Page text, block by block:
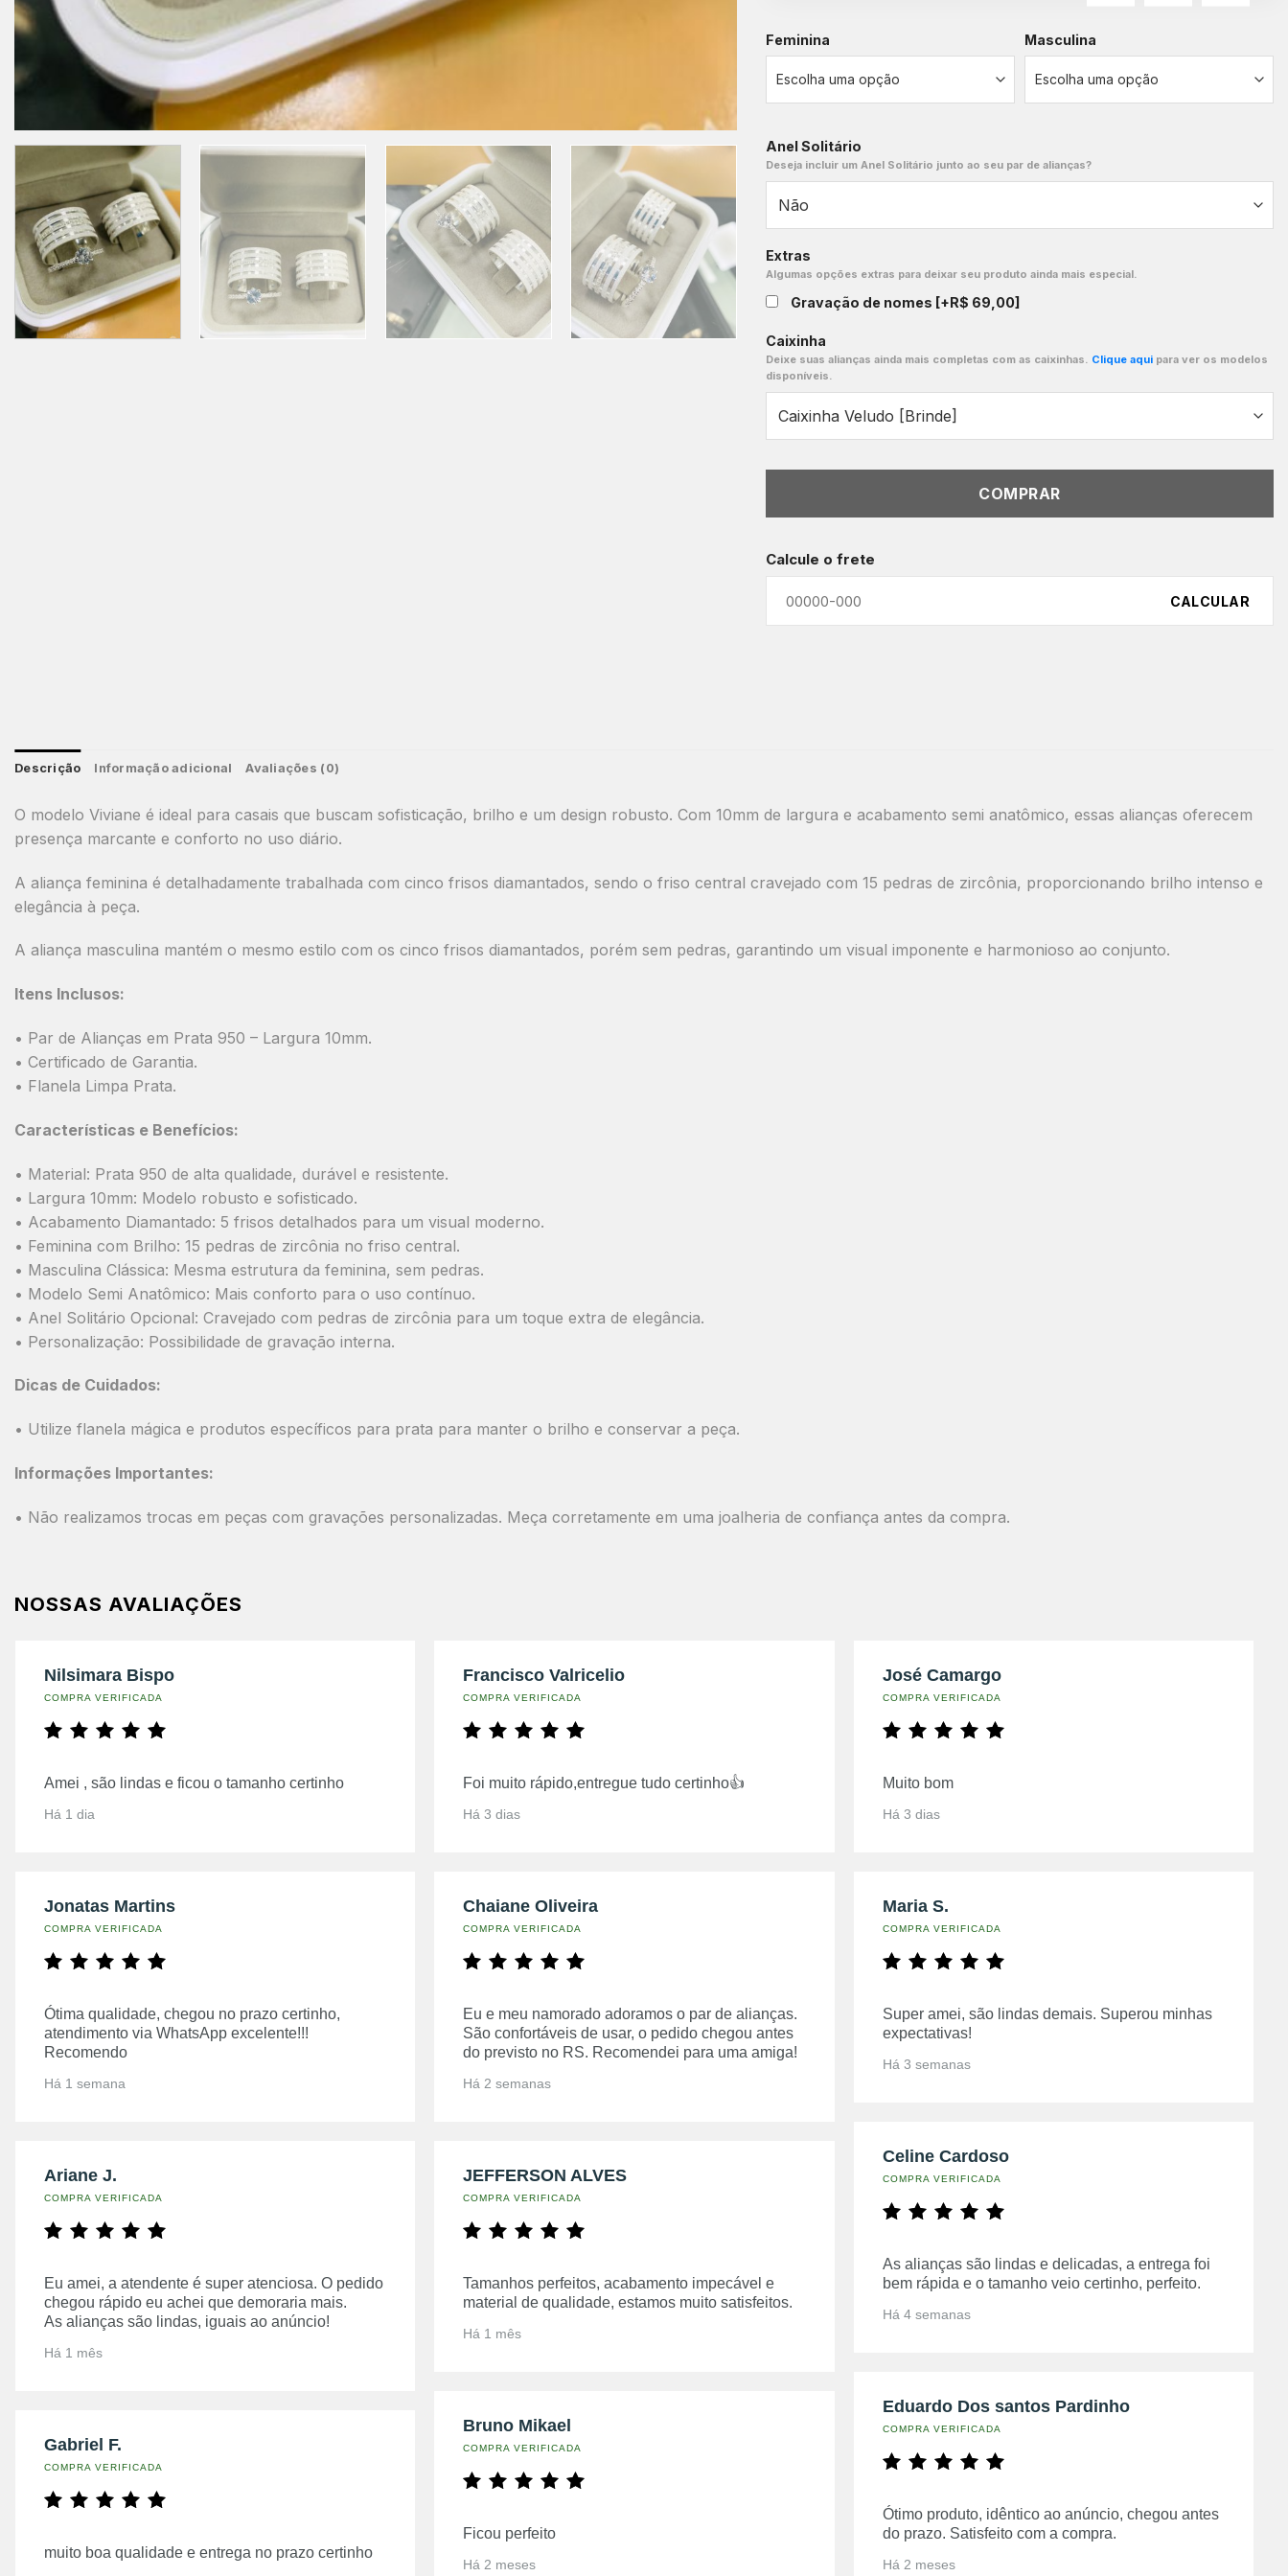
Feminina Masculina
Anel Solitário
Deseja incluir um Anel Solitário junto ao seu par de alianças?
Extras
Algumas opções extras para deixar seu produto ainda mais especial.
Gravação de nomes [+R$ 69,00]
Caixinha
Deixe suas alianças ainda mais completas com as caixinhas. Clique aqui para ver os modelos
disponíveis.
COMPRAR
Calcule o frete
CALCULAR
Descrição Informação adicional Avaliações (0)
O modelo Viviane é ideal para casais que buscam sofisticação, brilho e um design robusto. Com 10mm de largura e acabamento semi anatômico, essas alianças oferecem
presença marcante e conforto no uso diário.
A aliança feminina é detalhadamente trabalhada com cinco frisos diamantados, sendo o friso central cravejado com 15 pedras de zircônia, proporcionando brilho intenso e
elegância à peça.
A aliança masculina mantém o mesmo estilo com os cinco frisos diamantados, porém sem pedras, garantindo um visual imponente e harmonioso ao conjunto.
Itens Inclusos:
• Par de Alianças em Prata 950 – Largura 10mm.
• Certificado de Garantia.
• Flanela Limpa Prata.
Características e Benefícios:
• Material: Prata 950 de alta qualidade, durável e resistente.
• Largura 10mm: Modelo robusto e sofisticado.
• Acabamento Diamantado: 5 frisos detalhados para um visual moderno.
• Feminina com Brilho: 15 pedras de zircônia no friso central.
• Masculina Clássica: Mesma estrutura da feminina, sem pedras.
• Modelo Semi Anatômico: Mais conforto para o uso contínuo.
• Anel Solitário Opcional: Cravejado com pedras de zircônia para um toque extra de elegância.
• Personalização: Possibilidade de gravação interna.
Dicas de Cuidados:
• Utilize flanela mágica e produtos específicos para prata para manter o brilho e conservar a peça.
Informações Importantes:
• Não realizamos trocas em peças com gravações personalizadas. Meça corretamente em uma joalheria de confiança antes da compra.
NOSSAS AVALIAÇÕES
Nilsimara Bispo
COMPRA VERIFICADA
Amei , são lindas e ficou o tamanho certinho
Há 1 dia
Jonatas Martins
COMPRA VERIFICADA
Ótima qualidade, chegou no prazo certinho,
atendimento via WhatsApp excelente!!!
Recomendo
Há 1 semana
Ariane J.
COMPRA VERIFICADA
Eu amei, a atendente é super atenciosa. O pedido
chegou rápido eu achei que demoraria mais.
As alianças são lindas, iguais ao anúncio!
Há 1 mês
Gabriel F.
COMPRA VERIFICADA
muito boa qualidade e entrega no prazo certinho
Francisco Valricelio
COMPRA VERIFICADA
Foi muito rápido,entregue tudo certinho👍
Há 3 dias
Chaiane Oliveira
COMPRA VERIFICADA
Eu e meu namorado adoramos o par de alianças.
São confortáveis de usar, o pedido chegou antes
do previsto no RS. Recomendei para uma amiga!
Há 2 semanas
JEFFERSON ALVES
COMPRA VERIFICADA
Tamanhos perfeitos, acabamento impecável e
material de qualidade, estamos muito satisfeitos.
Há 1 mês
Bruno Mikael
COMPRA VERIFICADA
Ficou perfeito
Há 2 meses
José Camargo
COMPRA VERIFICADA
Muito bom
Há 3 dias
Maria S.
COMPRA VERIFICADA
Super amei, são lindas demais. Superou minhas
expectativas!
Há 3 semanas
Celine Cardoso
COMPRA VERIFICADA
As alianças são lindas e delicadas, a entrega foi
bem rápida e o tamanho veio certinho, perfeito.
Há 4 semanas
Eduardo Dos santos Pardinho
COMPRA VERIFICADA
Ótimo produto, idêntico ao anúncio, chegou antes
do prazo. Satisfeito com a compra.
Há 2 meses